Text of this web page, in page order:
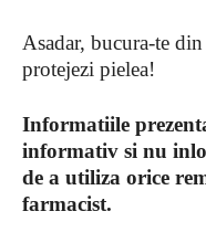
Asadar, bucura-te
protejezi pielea!
Informatiile
informativ si nu
de a utiliza orice
farmacist.